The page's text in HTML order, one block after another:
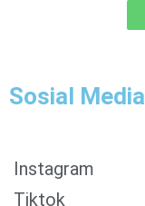
Sosial Media
Instagram
Tiktok